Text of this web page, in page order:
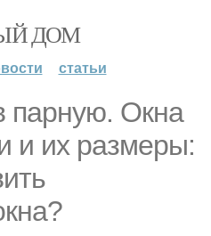
ДОМ
статьи
парную. Окна
и их размеры: